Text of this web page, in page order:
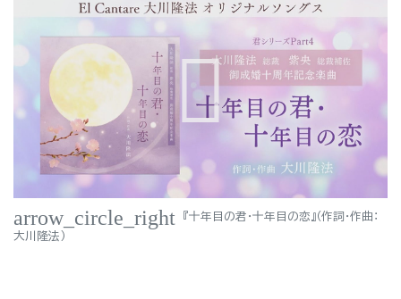
arrow_circle_right
『十年目の君・十年目の恋』（作詞・作曲：
大川隆法）